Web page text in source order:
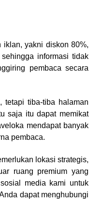
iklan, yakni diskon 80%,
informasi tidak
pembaca secara
tetapi tiba-tiba halaman
saja itu dapat memikat
mendapat banyak
pembaca.
lokasi strategis,
ruang premium yang
media kami untuk
dapat menghubungi